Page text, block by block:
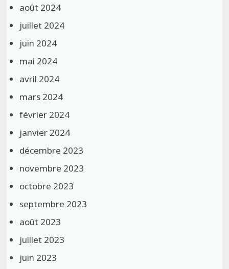
août 2024
juillet 2024
juin 2024
mai 2024
avril 2024
mars 2024
février 2024
janvier 2024
décembre 2023
novembre 2023
octobre 2023
septembre 2023
août 2023
juillet 2023
juin 2023